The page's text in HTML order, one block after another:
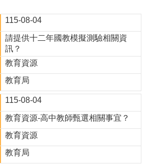
115-08-04
請提供十二年國教模擬測驗相關資
訊？
教育資源
教育局
115-08-04
教育資源-高中教師甄選相關事宜？
教育資源
教育局